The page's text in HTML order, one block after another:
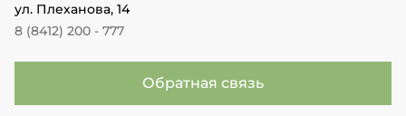
ул. Плеханова, 14
8 (8412) 200 - 777
Обратная связь